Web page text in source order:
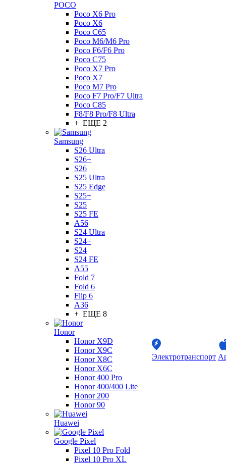
POCO
Poco X6 Pro
Poco X6
Poco C65
Poco M6/M6 Pro
Poco F6/F6 Pro
Poco C75
Poco X7 Pro
Poco X7
Poco M7 Pro
Poco F7 Pro/F7 Ultra
Poco C85
F8/F8 Pro/F8 Ultra
+ ЕЩЕ 2
Samsung
S26 Ultra
S26+
S26
S25 Ultra
S25 Edge
S25+
S25
S25 FE
A56
S24 Ultra
S24+
S24
S24 FE
A55
Fold 7
Fold 6
Flip 6
A36
+ ЕЩЕ 8
Honor
Honor X9D
Honor X9C
Honor X8C
Honor X6C
Honor 400 Pro
Honor 400/400 Lite
Honor 200
Honor 90
Huawei
Google Pixel
Pixel 10 Pro Fold
Pixel 10 Pro XL
Электротранспорт